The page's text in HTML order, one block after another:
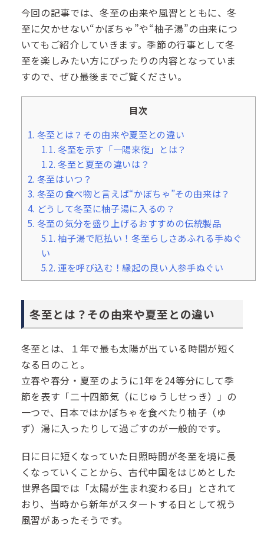
今回の記事では、冬至の由来や風習とともに、冬
至に欠かせない“かぼちゃ”や“柚子湯”の由来につ
いてもご紹介していきます。季節の行事として冬
至を楽しみたい方にぴったりの内容となっていま
すので、ぜひ最後までご覧ください。
目次
1. 冬至とは？その由来や夏至との違い
1.1. 冬至を示す「一陽来復」とは？
1.2. 冬至と夏至の違いは？
2. 冬至はいつ？
3. 冬至の食べ物と言えば“かぼちゃ”その由来は？
4. どうして冬至に柚子湯に入るの？
5. 冬至の気分を盛り上げるおすすめの伝統製品
5.1. 柚子湯で厄払い！冬至らしさあふれる手ぬぐ
い
5.2. 運を呼び込む！縁起の良い人参手ぬぐい
冬至とは？その由来や夏至との違い
冬至とは、１年で最も太陽が出ている時間が短く
なる日のこと。
立春や春分・夏至のように1年を24等分にして季
節を表す「二十四節気（にじゅうしせっき）」の
一つで、日本ではかぼちゃを食べたり柚子（ゆ
ず）湯に入ったりして過ごすのが一般的です。
日に日に短くなっていた日照時間が冬至を境に長
くなっていくことから、古代中国をはじめとした
世界各国では「太陽が生まれ変わる日」とされて
おり、当時から新年がスタートする日として祝う
風習があったそうです。